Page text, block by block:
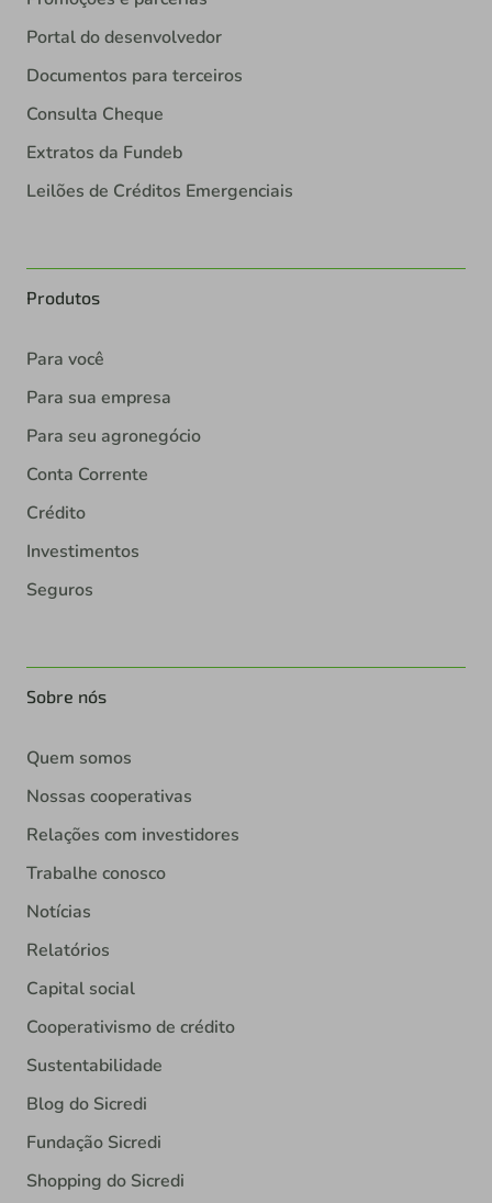
Portal do desenvolvedor
Documentos para terceiros
Consulta Cheque
Extratos da Fundeb
Leilões de Créditos Emergenciais
Produtos
Para você
Para sua empresa
Para seu agronegócio
Conta Corrente
Crédito
Investimentos
Seguros
Sobre nós
Quem somos
Nossas cooperativas
Relações com investidores
Trabalhe conosco
Notícias
Relatórios
Capital social
Cooperativismo de crédito
Sustentabilidade
Blog do Sicredi
Fundação Sicredi
Shopping do Sicredi